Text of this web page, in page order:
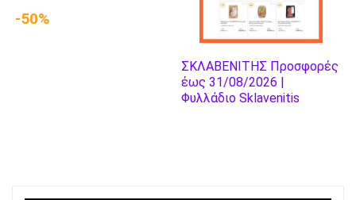
-50%
ΣΚΛΑΒΕΝΙΤΗΣ Προσφορές
έως 31/08/2026 |
Φυλλάδιο Sklavenitis